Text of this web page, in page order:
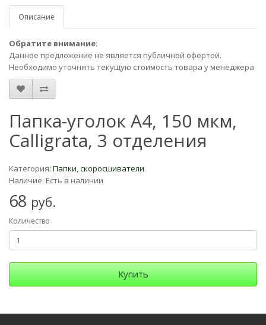
Описание
Обратите внимание:
Данное предложение не является публичной офертой.
Необходимо уточнять текущую стоимость товара у менеджера.
Папка-уголок А4, 150 мкм,
Calligrata, 3 отделения
Категория: Папки, скоросшиватели
Наличие: Есть в наличии
68 руб.
Количество
Купить